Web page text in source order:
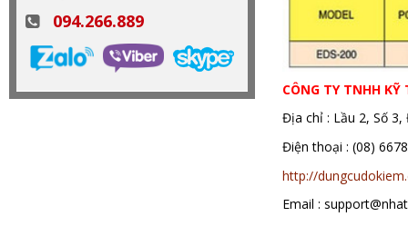
CÔNG TY TNHH
Địa chỉ : Lầu 2, Số
Điện thoại : (08)
http://
Email :
094.266.889